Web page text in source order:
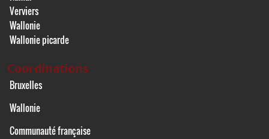
Verviers
Wallonie
Wallonie picarde
Coordinations
Bruxelles
Wallonie
Communauté française